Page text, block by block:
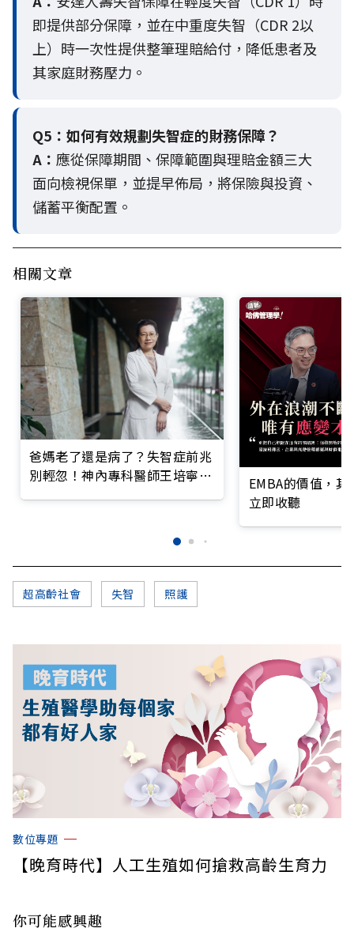
即提供部分保障，並在中重度失智（CDR 2以
上）時一次性提供整筆理賠給付，降低患者及
其家庭財務壓力。
Q5： 如何有效規劃失智症的財務保障？
A： 應從保障期間、保障範圍與理賠金額三大
面向檢視保單，並提早佈局，將保險與投資、
儲蓄平衡配置。
相關文章
爸媽老了還是病了？失智症前兆
別輕忽！神內專科醫師王培寧呼
EMBA的價值，
立即收聽
超高齡社會 失智 照護
數位專題
【晚育時代】人工生殖如何搶救高齡生育力
你可能感興趣